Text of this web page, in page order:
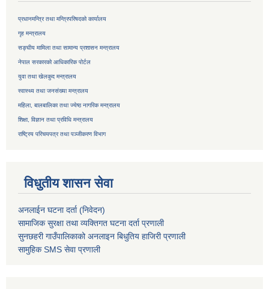
प्रधानमन्त्रि तथा मन्त्रिपरिषदको कार्यालय
गृह मन्त्रालय
सङ्घीय मामिला तथा सामान्य प्रशासन मन्त्रालय
नेपाल सरकारको आधिकारिक पोर्टल
युवा तथा खेलकुद मन्त्रालय
स्वास्थ्य तथा जनसंख्या मन्त्रालय
महिला, बालबालिका तथा ज्येष्ठ नागरिक मन्त्रालय
शिक्षा, विज्ञान तथा प्रविधि मन्त्रालय
राष्ट्रिय परिचयपत्र तथापञ्जीकरण विभाग
विधुतीय शासन सेवा
अनलाईन घटना दर्ता (निवेदन)
सामाजिक सुरक्षा तथा व्यक्तिगत घटना दर्ताप्रणाली
सुनछहरी गाउँपालिकाको अनलाइन बिधुतिय हाजिरी प्रणाली
सामुहिकSMS सेवाप्रणाली